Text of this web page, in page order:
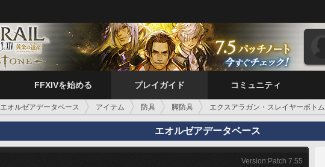
FFXIVを始める プレイガイド コミュニティ
エオルゼアデータベース アイテム 防具 脚防具 エクスアラガン・スレイヤーボトム
エオルゼアデータベース
Version:Patch 7.55